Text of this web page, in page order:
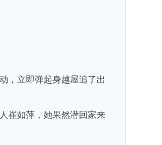
立即弹起身越屋追了出
如萍，她果然潜回家来